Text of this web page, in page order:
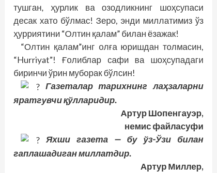
тушган, ҳурлик ва озодликнинг шоҳсупаси
десак хато бўлмас! Зеро, энди миллатимиз ўз
ҳурриятини “Олтин қалам” билан ёзажак!
“Олтин қалам”инг олға юришдан толмасин,
“Hurriyat”! Ғолиблар сафи ва шоҳсупадаги
биринчи ўрин муборак бўлсин!
Газеталар тарихнинг лаҳзаларни
яратгувчи қўлларидир.
Артур Шопенгауэр,
немис файласуфи
Яхши газета — бу ўз-Ўзи билан
гаплашадиган миллатдир.
Артур Миллер,